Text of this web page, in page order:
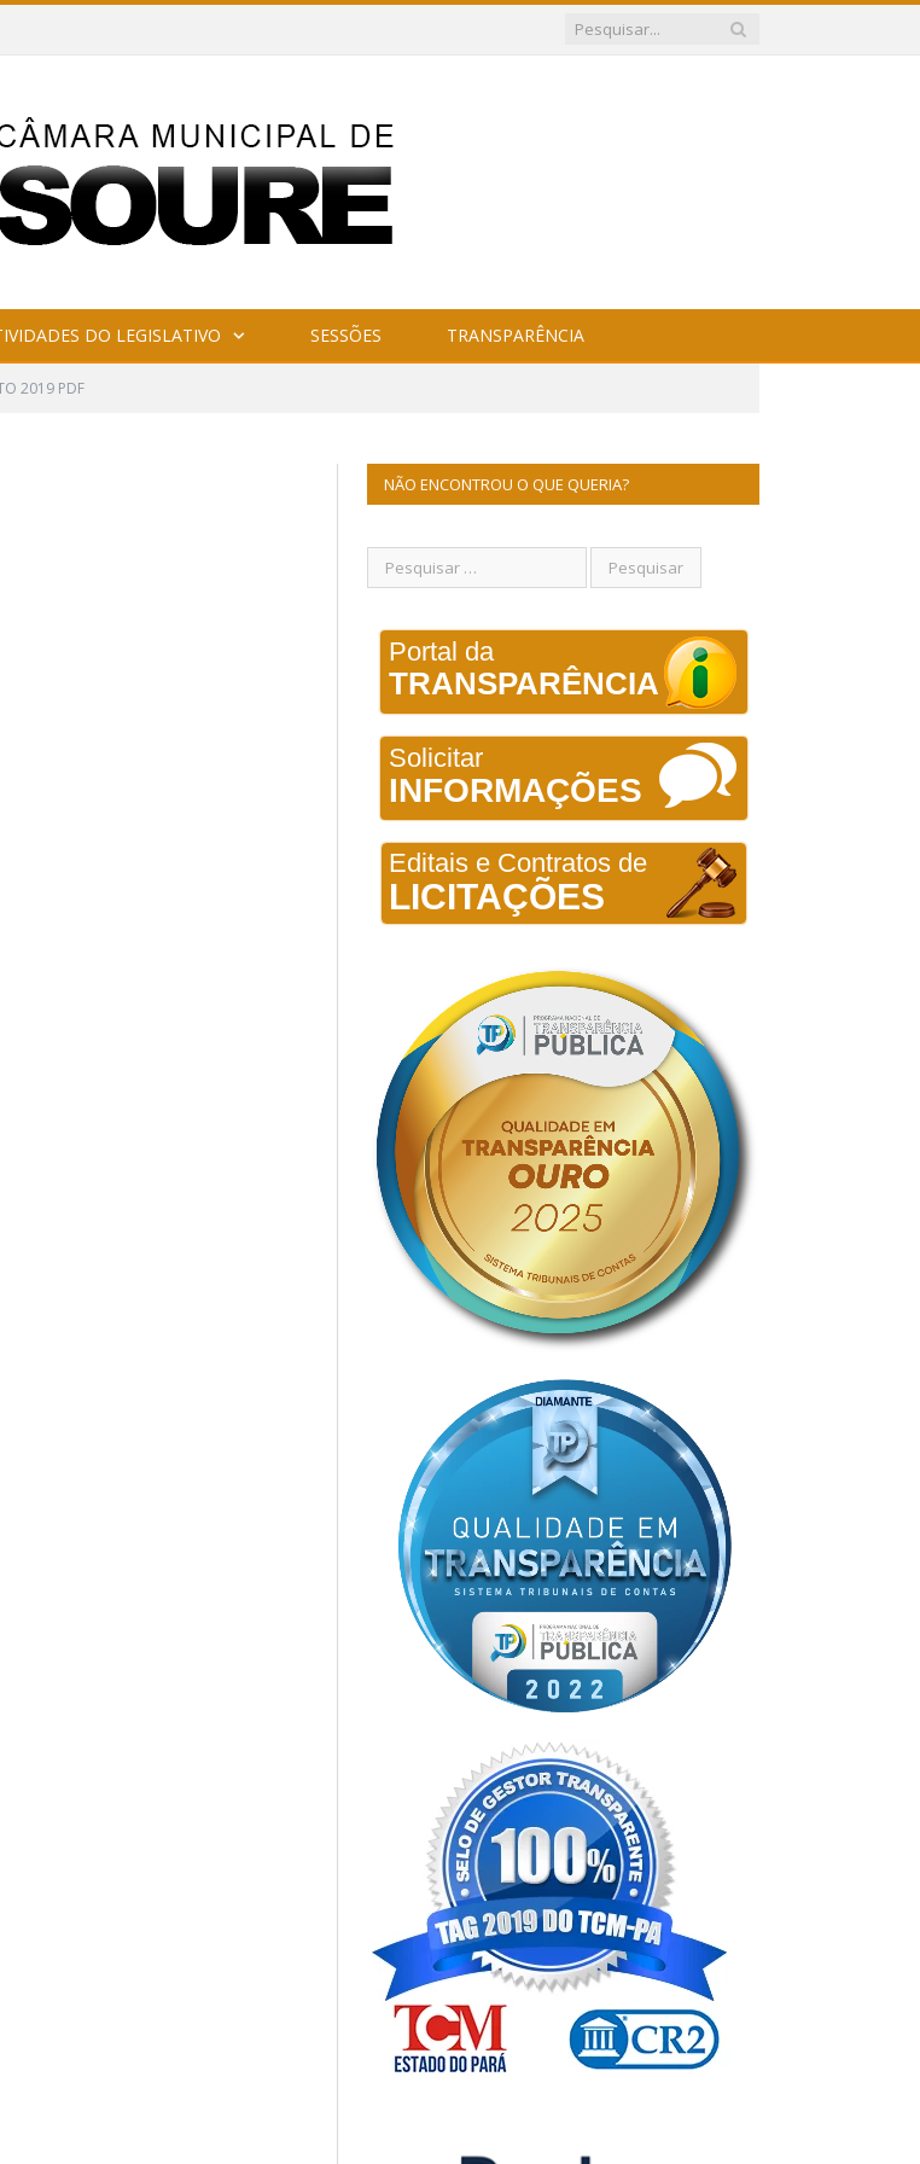
DO LEGISLATIVO SESSÕES TRANSPARÊNCIA
2019 PDF
NÃO ENCONTROU O QUE QUERIA?
Portal da
TRANSPARÊNCIA
Solicitar
INFORMAÇÕES
Editais e Contratos de
LICITAÇÕES